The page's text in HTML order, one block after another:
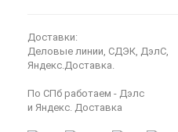
Доставки:
Деловые линии, СДЭК, ДэлС,
Яндекс.Доставка.
По СПб работаем - Дэлс
и Яндекс. Доставка